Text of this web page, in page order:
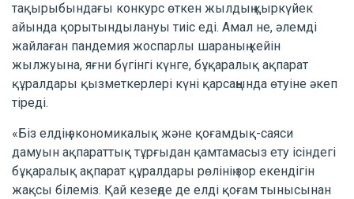
тақырыбындағы конкурс өткен жылдың қыркүйек
айында қорытындылануы тиіс еді. Амал не, әлемді
жайлаған пандемия жоспарлы шараның кейін
жылжуына, яғни бүгінгі күнге, бұқаралық ақпарат
құралдары қызметкерлері күні қарсаңында өтуіне әкеп
тіреді.
«Біз елдің экономикалық және қоғамдық-саяси
дамуын ақпараттық тұрғыдан қамтамасыз ету ісіндегі
бұқаралық ақпарат құралдары рөлінің зор екендігін
жақсы білеміз. Қай кезеңде де елді қоғам тынысынан